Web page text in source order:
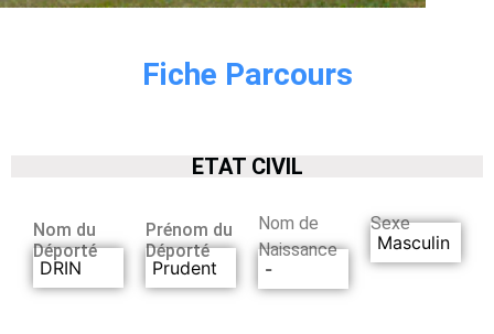
Fiche Parcours
ETAT CIVIL
Nom du
Déporté
DRIN
Prénom du
Déporté
Prudent
Nom de
Naissance
-
Sexe
Masculin